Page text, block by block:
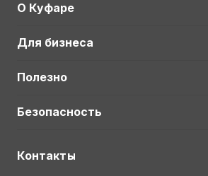
О Куфаре
Для бизнеса
Полезно
Безопасность
Контакты